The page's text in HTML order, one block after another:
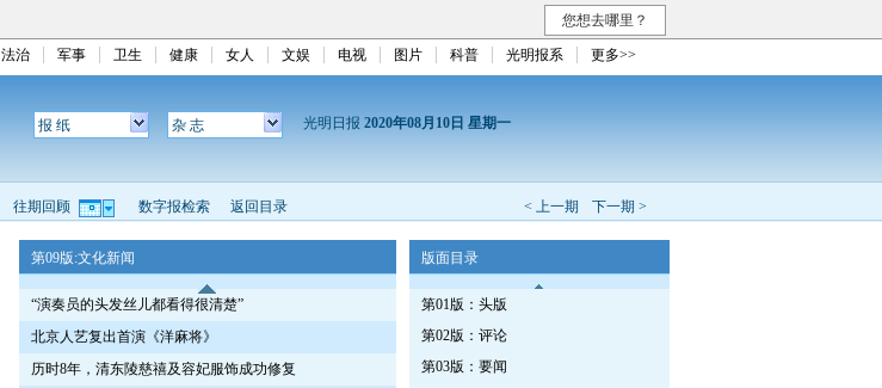
您想去哪里？
法治 军事 卫生 健康 女人 文娱 电视 图片 科普 光明报系 更多>>
报 纸 杂 志 光明日报 2020年08月10日 星期一
< 上一期 下一期 >
往期回顾 数字报检索 返回目录
第09版:文化新闻
“演奏员的头发丝儿都看得很清楚”
北京人艺复出首演《洋麻将》
历时8年，清东陵慈禧及容妃服饰成功修复
版面目录
第01版：头版
第02版：评论
第03版：要闻